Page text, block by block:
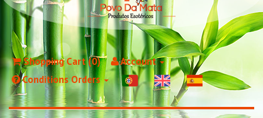
Shopping Cart (0)
Account
Conditions Orders